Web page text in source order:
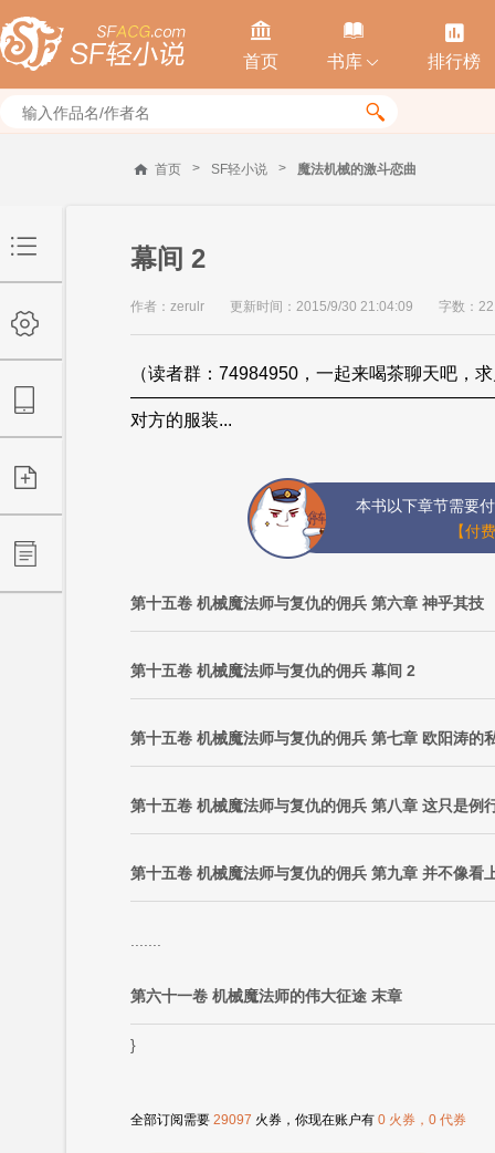

首页

书库 

排行榜

首页 > SF轻小说 > 魔法机械的激斗恋曲
幕间 2
作者：zerulr 更新时间：2015/9/30 21:04:09 字数：
（读者群：74984950，一起来喝茶聊天吧，
对方的服装...
本书以下章节需要
【付
第十五卷 机械魔法师与复仇的佣兵 第六章 神乎其技
第十五卷 机械魔法师与复仇的佣兵 幕间 2
第十五卷 机械魔法师与复仇的佣兵 第七章 欧阳涛的
第十五卷 机械魔法师与复仇的佣兵 第八章 这只是例
第十五卷 机械魔法师与复仇的佣兵 第九章 并不像看
第六十一卷 机械魔法师的伟大征途 末章
}
全部订阅需要 29097 火券，你现在账户有 0 火券，0 代券